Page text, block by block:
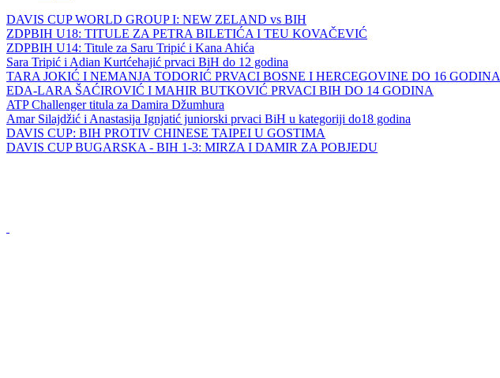
DAVIS CUP WORLD GROUP I: NEW ZELAND vs BIH
ZDPBIH U18: TITULE ZA PETRA BILETIĆA I TEU KOVAČEVIĆ
ZDPBIH U14: Titule za Saru Tripić i Kana Ahića
Sara Tripić i Adian Kurtćehajić prvaci BiH do 12 godina
TARA JOKIĆ I NEMANJA TODORIĆ PRVACI BOSNE I HERCEGOVINE DO 16 GODINA
EDA-LARA ŠAĆIROVIĆ I MAHIR BUTKOVIĆ PRVACI BIH DO 14 GODINA
ATP Challenger titula za Damira Džumhura
Amar Silajdžić i Anastasija Ignjatić juniorski prvaci BiH u kategoriji do18 godina
DAVIS CUP: BIH PROTIV CHINESE TAIPEI U GOSTIMA
DAVIS CUP BUGARSKA - BIH 1-3: MIRZA I DAMIR ZA POBJEDU